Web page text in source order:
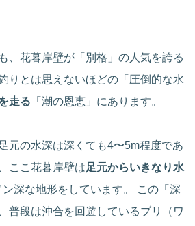
、花暮岸壁が「別格」の人気を誇る
りとは思えないほどの「圧倒的な水
走る 「潮の恩恵」にあります。
元の水深は深くても4〜5m程度であ
ここ花暮岸壁は足元からいきなり水
ン深な地形をしています。 この「深
普段は沖合を回遊しているブリ（ワ